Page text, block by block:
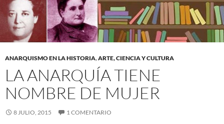
ANARQUISMO EN LA HISTORIA,ARTE, CIENCIA Y CULTURA
LA ANARQUÍA TIENE
NOMBRE DE MUJER
8 JULIO, 2015 1 COMENTARIO